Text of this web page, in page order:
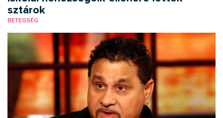
sztárok
BETEGSÉG